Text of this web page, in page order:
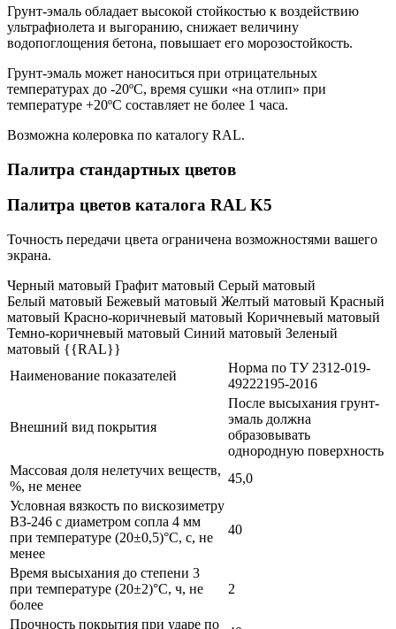
Грунт-эмаль обладает высокой стойкостью к воздействию
ультрафиолета и выгоранию, снижает величину
водопоглощения бетона, повышает его морозостойкость.
Грунт-эмаль может наноситься при отрицательных
температурах до -20ºС, время сушки «на отлип» при
температуре +20ºС составляет не более 1 часа.
Возможна колеровка по каталогу RAL.
Палитра стандартных цветов
Палитра цветов каталога RAL K5
Точность передачи цвета ограничена возможностями вашего
экрана.
Черный матовый Графит матовый Серый матовый
Белый матовый Бежевый матовый Желтый матовый Красный
матовый Красно-коричневый матовый Коричневый матовый
Темно-коричневый матовый Синий матовый Зеленый
матовый {{RAL}}
Наименование показателей
Норма по ТУ 2312-019-
49222195-2016
Внешний вид покрытия
После высыхания грунт-
эмаль должна
образовывать
однородную поверхность
Массовая доля нелетучих веществ,
%, не менее
45,0
Условная вязкость по вискозиметру
ВЗ-246 с диаметром сопла 4 мм
при температуре (20±0,5)°С, с, не
менее
40
Время высыхания до степени 3
при температуре (20±2)°С, ч, не
более
2
Прочность покрытия при ударе по